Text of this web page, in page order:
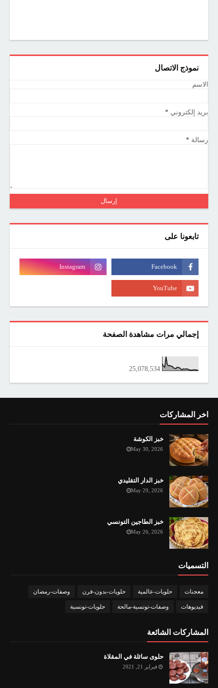
نموذج الاتصال
الاسم
بريد إلكتروني *
رسالة *
تابعونا على
إجمالي مرات مشاهدة الصفحة
25,078,534
اخر المشاركات
خبز الكوشة
May 30, 2026
خبز الدار التقليدي
May 29, 2026
خبز الطاجين التونسي
May 26, 2026
التسميات
معجنات حلويات-عالمية حلويات-بدون-فرن وصفات-رمضان
فيديوهات وصفات-تونسية-مالحة حلويات-تونسية
المشاركات الشائعة
حلوى سائلة في المقلاة
فبراير 21, 2021